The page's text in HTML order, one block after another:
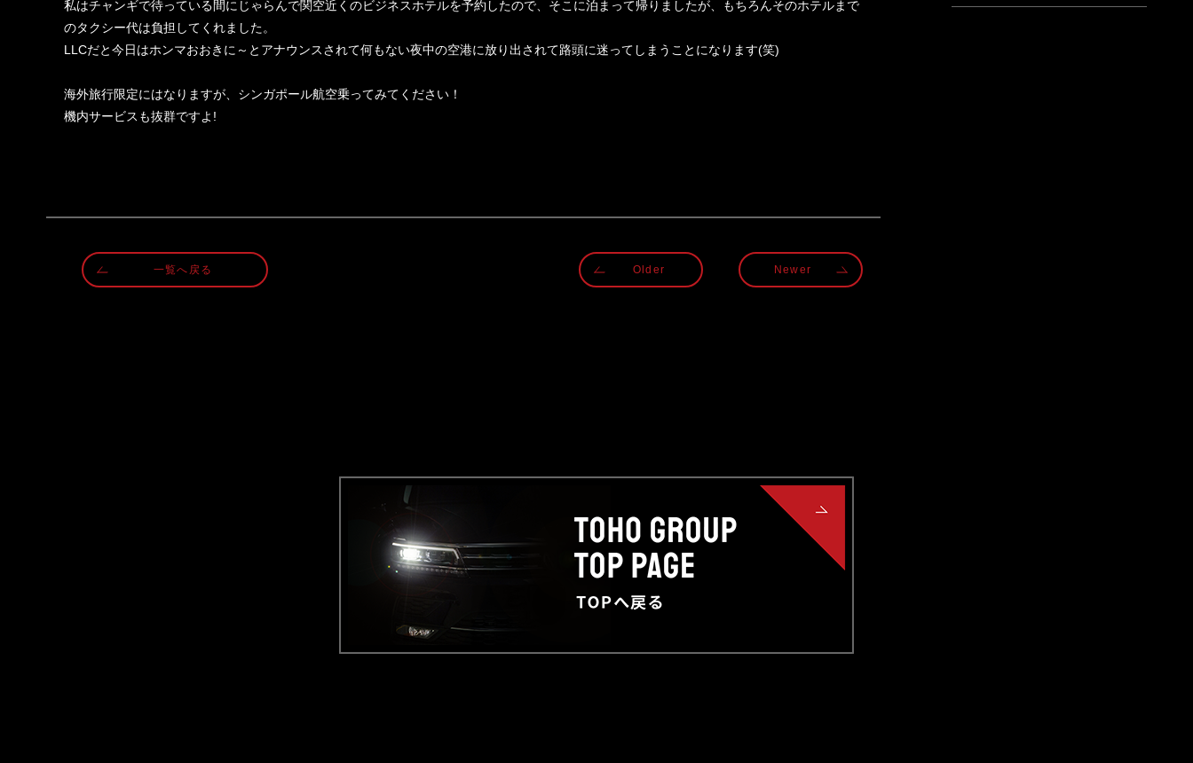
私はチャンギで待っている間にじゃらんで関空近くのビジネスホテルを予約したので、そこに泊まって帰りましたが、もちろんそのホテルまで
のタクシー代は負担してくれました。
LLCだと今日はホンマおおきに～とアナウンスされて何もない夜中の空港に放り出されて路頭に迷ってしまうことになります(笑)
海外旅行限定にはなりますが、シンガポール航空乗ってみてください！
機内サービスも抜群ですよ !
一覧へ戻る Older Newer